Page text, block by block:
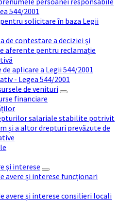
544/2001
solicitare în baza Legii
de contestare a deciziei și
aferente pentru reclamație
aplicare a Legii 544/2001
- Legea 544/2001
de venituri
financiare
salariale stabilite potrivit
și a altor drepturi prevăzute de
și interese
avere și interese funcționari
avere și interese consilieri locali